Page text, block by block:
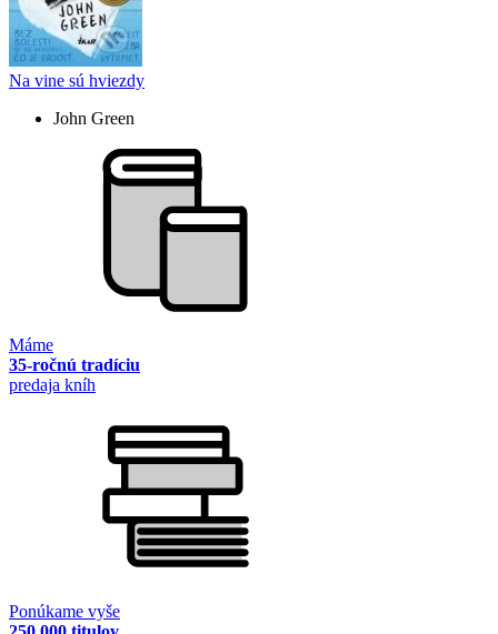
Na vine sú hviezdy
John Green
Máme
35-ročnú tradíciu
predaja kníh
Ponúkame vyše